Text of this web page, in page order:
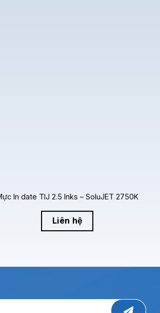
In date TIJ 2.5 Inks – SoluJET 2750K
Liên hệ